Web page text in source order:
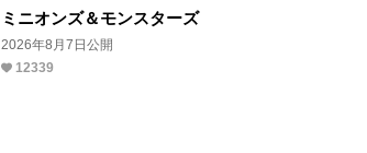
ミニオンズ＆モンスターズ
2026年8月7日公開
12339